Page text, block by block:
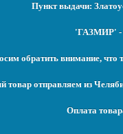
Пункт выдачи:
'ГАЗМИР' -
обратить внимание, что
товар отправляем из
Оплата